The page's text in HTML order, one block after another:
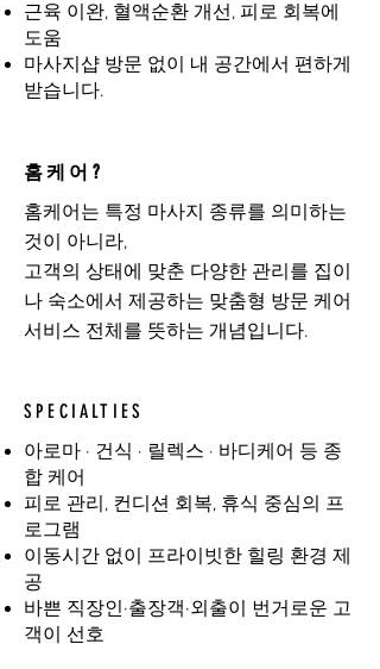
근육 이완, 혈액순환 개선, 피로 회복에
도움
마사지샵 방문 없이 내 공간에서 편하게
받습니다.
홈케어?
홈케어는 특정 마사지 종류를 의미하는
것이 아니라,
고객의 상태에 맞춘 다양한 관리를 집이
나 숙소에서 제공하는 맞춤형 방문 케어
서비스 전체를 뜻하는 개념입니다.
SPECIALTIES
아로마 · 건식 · 릴렉스 · 바디케어 등 종
합 케어
피로 관리, 컨디션 회복, 휴식 중심의 프
로그램
이동시간 없이 프라이빗한 힐링 환경 제
공
바쁜 직장인·출장객·외출이 번거로운 고
객이 선호